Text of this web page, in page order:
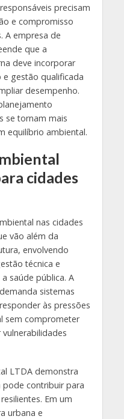
precisam
e compromisso
A empresa de
que a
deve incorporar
gestão qualificada
desempenho.
se tornam mais
equilíbrio ambiental.
cidades
nas cidades
vão além da
envolvendo
técnica e
saúde pública. A
sistemas
às pressões
sem comprometer
LTDA demonstra
pode contribuir para
Em um
urbana e